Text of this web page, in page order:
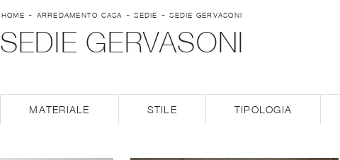
HOME - ARREDAMENTO CASA -SEDIE -SEDIE GERVASONI
SEDIE GERVASONI
MATERIALE STILE TIPOLOGIA